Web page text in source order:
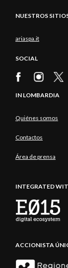
NUESTROS
ariaspa.it
SOCIAL
IN LOMBARDIA
Quiénes somos
Contactos
Área de prensa
INTEGRATED
ACCIONISTA